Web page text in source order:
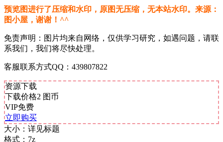
预览图进行了压缩和水印，原图无压缩，无本站水印。来源：
图小屋，谢谢！^^
免责声明：图片均来自网络，仅供学习研究，如遇问题，请联
系我们，我们将尽快处理。
客服联系方式QQ：439807822
资源下载
下载价格2 图币
VIP免费
立即购买
大小： 详见标题
格式： 7z